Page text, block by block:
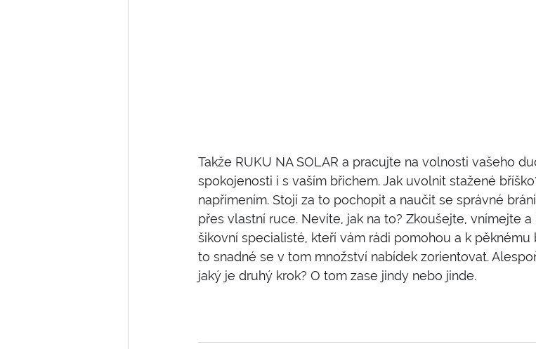
Takže RUKU NA SOLAR a pracujte na volnosti vašeho
spokojenosti i s vaším břichem. Jak uvolnit stažené
napřímením. Stojí za to pochopit a naučit se správné
přes vlastní ruce. Nevíte, jak na to? Zkoušejte, vnímejte
šikovní specialisté, kteří vám rádi pomohou a k pěknému
to snadné se v tom množství nabídek zorientovat.
jaký je druhý krok? O tom zase jindy nebo jinde.